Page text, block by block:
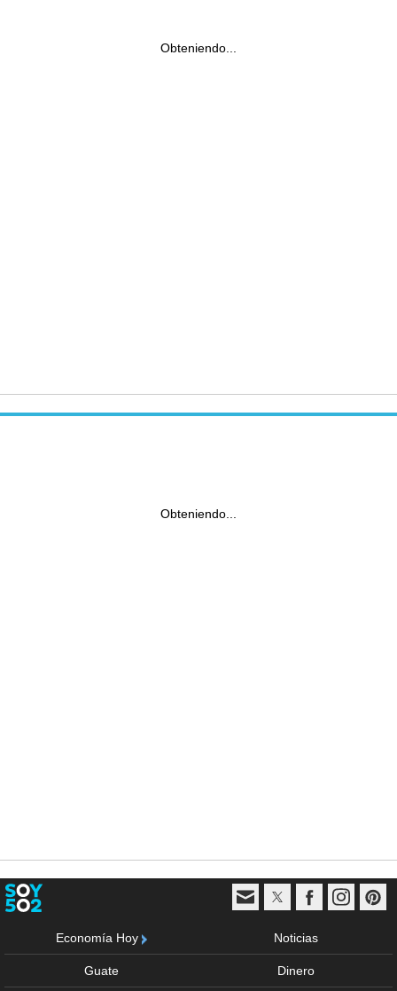
Obteniendo...
Obteniendo...
Economía Hoy Noticias
Guate Dinero